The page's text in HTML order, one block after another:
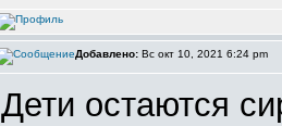
Добавлено: Вс окт 10, 2021 6:24 pm
Дети остаются